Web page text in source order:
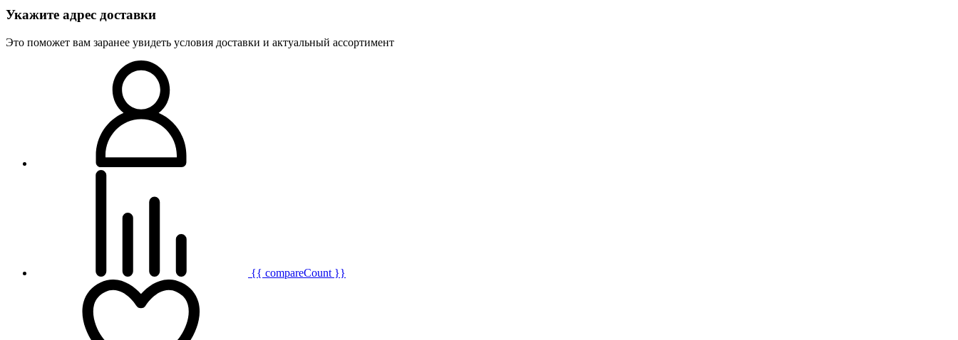
Укажите адрес доставки
Это поможет вам заранее увидеть условия доставки и актуальный ассортимент
{{ compareCount }}